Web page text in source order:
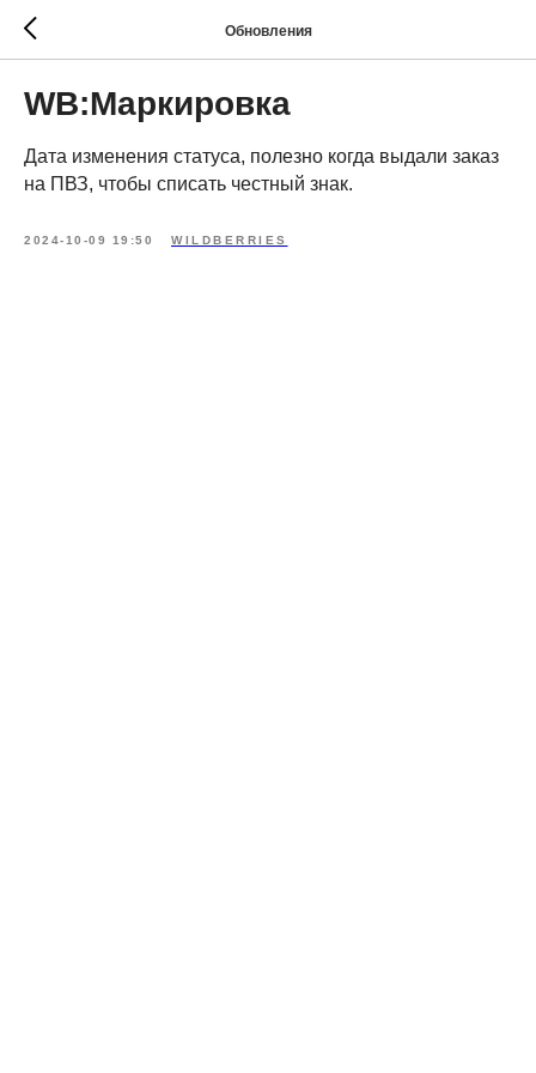
Обновления
WB:Маркировка
Дата изменения статуса, полезно когда выдали заказ
на ПВЗ, чтобы списать честный знак.
2024-10-09 19:50 WILDBERRIES